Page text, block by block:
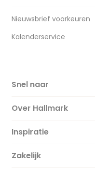
Nieuwsbrief voorkeuren
Kalenderservice
Snel naar
Over Hallmark
Over ons
Duurzaamheid
Inspiratie
Magazine
Zakelijk